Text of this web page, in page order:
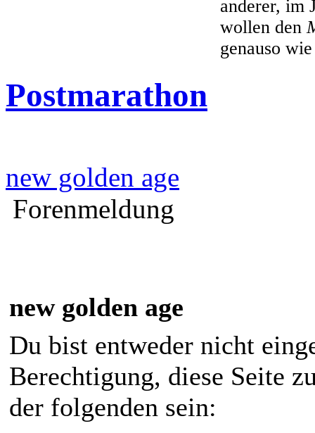
anderer, im
wollen den
genauso
Postmarathon
new golden age
Forenmeldung
new golden age
Du bist entweder nicht
Berechtigung, diese Seite
der folgenden sein: